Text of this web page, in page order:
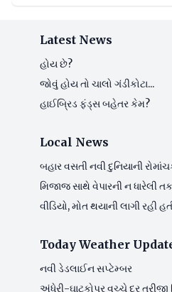
Latest News
હોય છે?
જોવું હોય તો ચાલો ગંડીકોટા...
હાઈબ્રિડ ફંડ્સ બહેતર કેમ?
Local News
બહાર વસતી નવી દુનિયાની
મિજાજ સાથે વેપારની ન ધારેલી
વીડિયો, મોત થયાની લાગી રહી
Today Weather
નવી ડેડલાઈન સપ્ટેમ્બર
અંધેરી-ઘાટકોપર વચ્ચે દર ત્રીજી